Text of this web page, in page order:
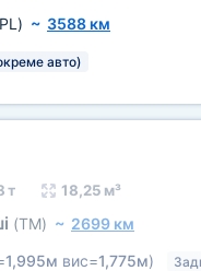
~ 3588 км
авто)
т 18,25 м³
(TM) ~ 2699 км
1,995м вис=1,775м)